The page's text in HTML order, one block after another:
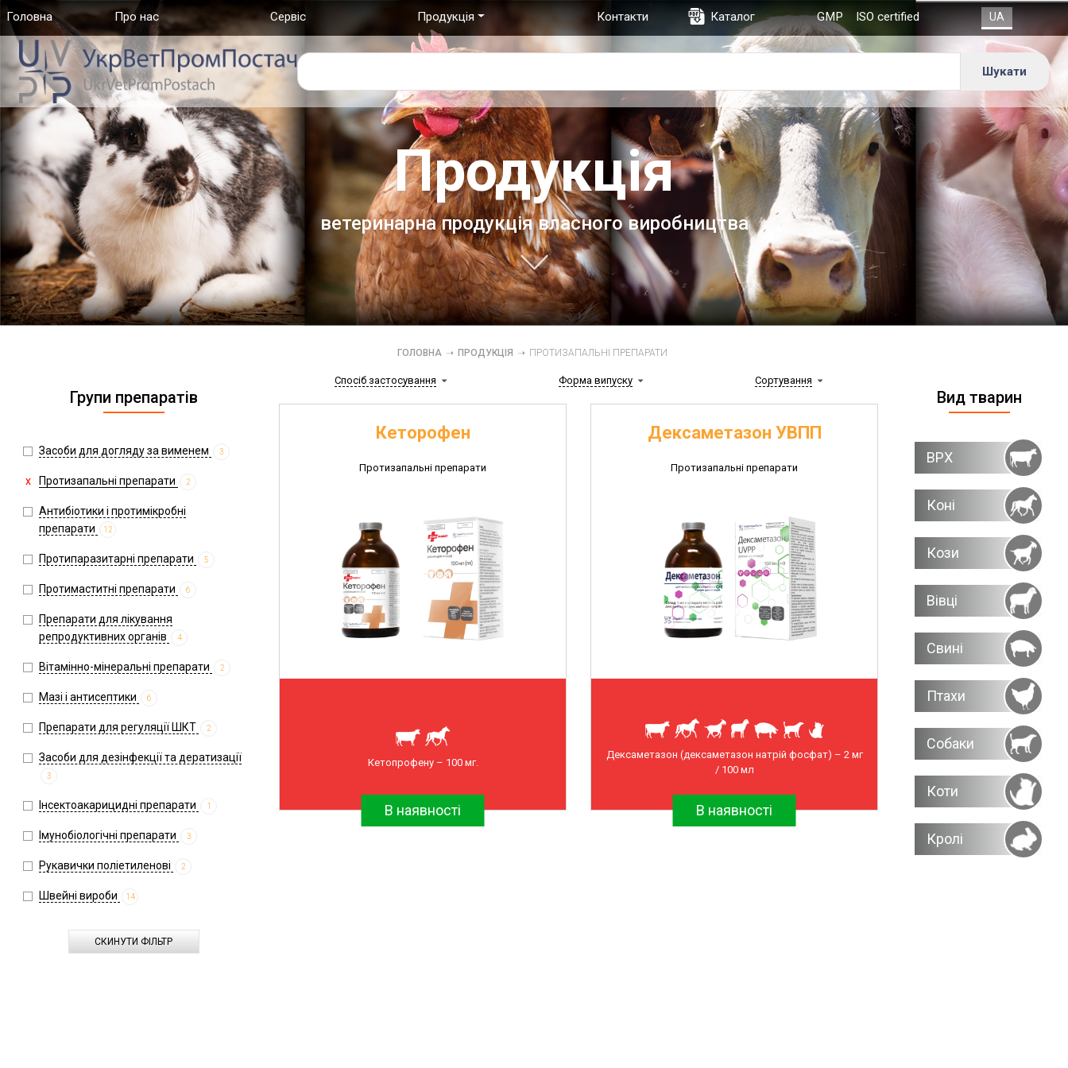
Головна(current) Про нас Сервіс Продукція Контакти Каталог GMP ISO certified
Продукція
ветеринарна продукція власного виробництва
ГОЛОВНА ➝ ПРОДУКЦІЯ ➝ ПРОТИЗАПАЛЬНІ ПРЕПАРАТИ
Групи препаратів
Засоби для догляду за вименем 3
Протизапальні препарати 2
Антибіотики і протимікробні
препарати
12
Протипаразитарні препарати 5
Протимаститні препарати 6
Препарати для лікування
репродуктивних органів
4
Вітамінно-мінеральні препарати 2
Мазі і антисептики 6
Препарати для регуляції ШКТ 2
Засоби для дезінфекції та дератизації
3
Інсектоакарицидні препарати 1
Імунобіологічні препарати 3
Рукавички поліетиленові 2
Швейні вироби 14
СКИНУТИ ФІЛЬТР
Спосіб застосування Форма випуску Сортування
Кеторофен
Протизапальні препарати
Кетопрофену – 100 мг.
В наявності
Дексаметазон УВПП
Протизапальні препарати
Дексаметазон (дексаметазон натрій фосфат) – 2 мг
/ 100 мл
В наявності
Вид тварин
ВРХ
Коні
Кози
Вівці
Свині
Птахи
Собаки
Коти
Кролі